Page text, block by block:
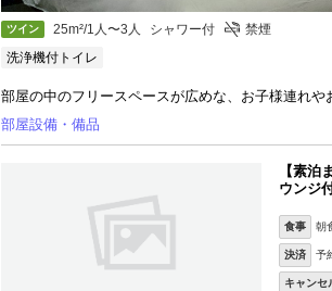
ツイン 25m²/1人〜3人 シャワー付
禁煙
洗浄機付トイレ
部屋の中のフリースペースが広めな、お子様連れや
部屋設備・備品
【素泊
ウンジ
食事 朝
決済 予
キャンセ